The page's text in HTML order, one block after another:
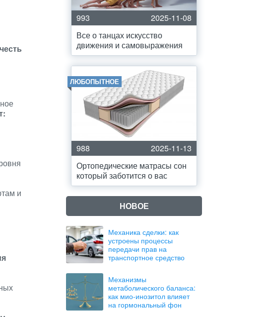
и
993
2025-11-08
Все о танцах искусство
движения и самовыражения
ЛЮБОПЫТНОЕ
988
2025-11-13
Ортопедические матрасы сон
который заботится о вас
НОВОЕ
Механика сделки: как
устроены процессы
передачи прав на
транспортное средство
Механизмы
метаболического баланса:
как мио-инозитол влияет
на гормональный фон